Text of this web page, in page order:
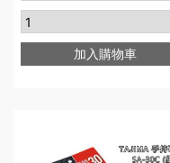
加入購物車